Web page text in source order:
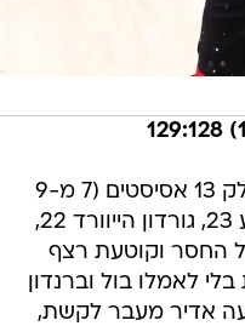
טרי רוז'יר קלע 37 נקודות וחילק 13 אסיסטים (7 מ-9
מהשלוש), מיילס ברידג'ס קלע 23, גורדון הייוורד 22,
החסר וקוטעת רצף
לאמלו בול וברנדון
אדיר מעבר לקשת,